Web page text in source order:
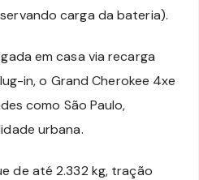
carga da bateria).
em casa via recarga
in, o Grand Cherokee 4xe
como São Paulo,
urbana.
de até 2.332 kg, tração